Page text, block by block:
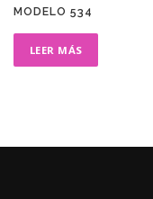
MODELO 534
LEER MÁS